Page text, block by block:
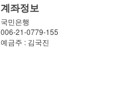
계좌정보
국민은행
006-21-0779-155
예금주 : 김국진